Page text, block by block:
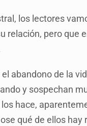
los lectores
relación, pero que
abandono de la
y sospechan
hace,
qué de ellos hay